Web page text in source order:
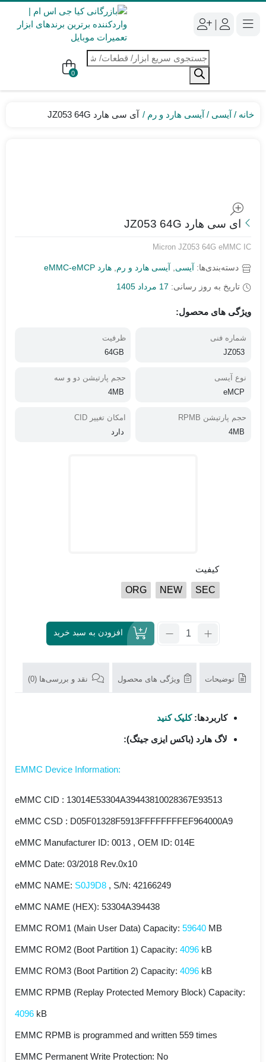
جستجوی
محصولات
0
خانه آیسی آیسی هارد و رم آی سی هارد JZ053 64G
آی سی هارد JZ053 64G
Micron JZ053 64G eMMC IC
دسته‌بندی‌ها: آیسی آیسی هارد و رم هارد eMMC-eMCP
تاریخ به روز رسانی: 17 مرداد 1405
ویژگی های محصول:
شماره فنی
JZ053
ظرفیت
64GB
نوع آیسی
eMCP
حجم پارتیشن دو و سه
4MB
حجم پارتیشن RPMB
4MB
امکان تغییر CID
دارد
کیفیت
SEC
NEW
ORG
تعداد:
JZ053
افزودن به سبد خرید
توضیحات ویژگی های محصول نقد و بررسی‌ها (0)
کاربردها:کلیک کنید
لاگ هارد (باکس ایزی جیتگ):
:EMMC Device Information
eMMC CID : 13014E53304A39443810028367E93513
eMMC CSD : D05F01328F5913FFFFFFFFEF964000A9
eMMC Manufacturer ID: 0013 , OEM ID: 014E
eMMC Date: 03/2018 Rev.0x10
eMMC NAME: S0J9D8 , S/N: 42166249
eMMC NAME (HEX): 53304A394438
EMMC ROM1 (Main User Data) Capacity: 59640 MB
EMMC ROM2 (Boot Partition 1) Capacity: 4096 kB
EMMC ROM3 (Boot Partition 2) Capacity: 4096 kB
EMMC RPMB (Replay Protected Memory Block) Capacity:
4096 kB
EMMC RPMB is programmed and written 559 times
EMMC Permanent Write Protection: No